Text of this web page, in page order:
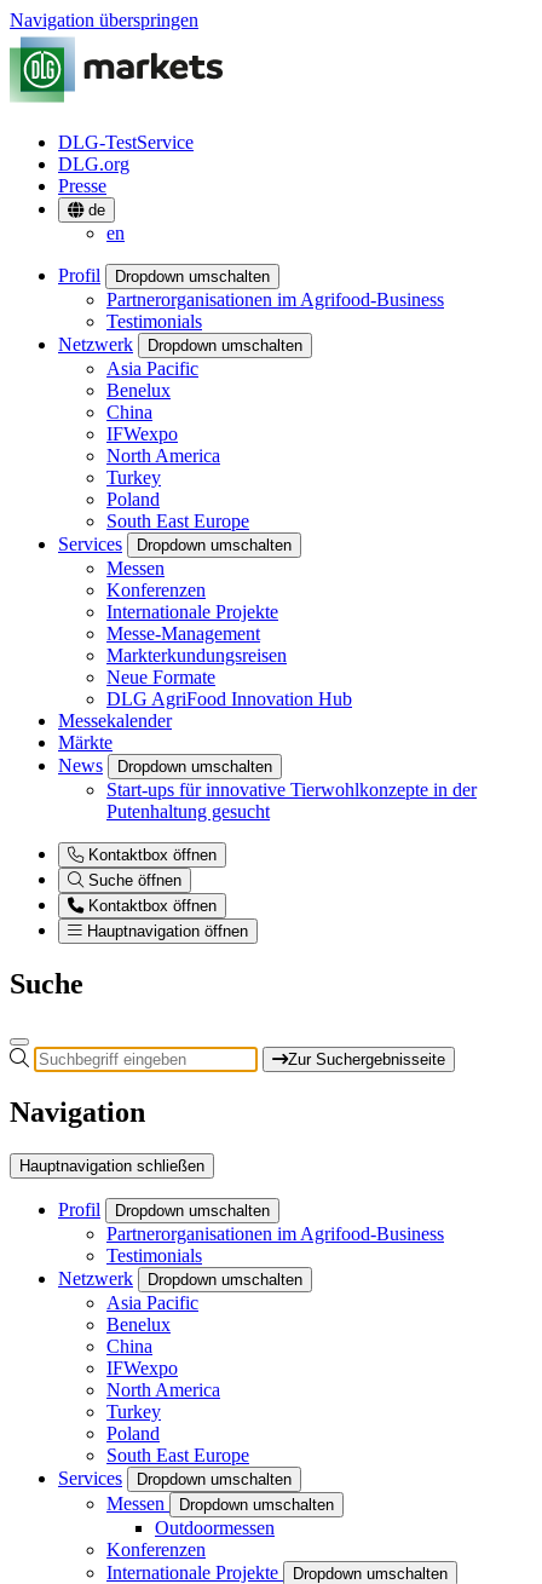
Navigation überspringen
DLG-TestService
DLG.org
Presse
de
en
Profil Dropdown umschalten
Partnerorganisationen im Agrifood-Business
Testimonials
Netzwerk
Dropdown umschalten
Asia Pacific
Benelux
China
IFWexpo
North America
Turkey
Poland
South East Europe
Services
Dropdown umschalten
Messen
Konferenzen
Internationale Projekte
Messe-Management
Markterkundungsreisen
Neue Formate
DLG AgriFood Innovation Hub
Messekalender
Märkte
News
Dropdown umschalten
Start-ups für innovative Tierwohlkonzepte in der
Putenhaltung gesucht
Kontaktbox öffnen
Suche öffnen
Kontaktbox öffnen
Hauptnavigation öffnen
Suche
Zur Suchergebnisseite
Navigation
Hauptnavigation schließen
Profil Dropdown umschalten
Partnerorganisationen im Agrifood-Business
Testimonials
Netzwerk
Dropdown umschalten
Asia Pacific
Benelux
China
IFWexpo
North America
Turkey
Poland
South East Europe
Services
Dropdown umschalten
Messen Dropdown umschalten
Outdoormessen
Konferenzen
Internationale Projekte
Dropdown umschalten